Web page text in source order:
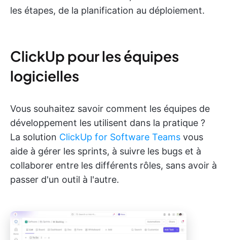
les étapes, de la planification au déploiement.
ClickUp pour les équipes
logicielles
Vous souhaitez savoir comment les équipes de
développement les utilisent dans la pratique ?
La solution ClickUp for Software Teams vous
aide à gérer les sprints, à suivre les bugs et à
collaborer entre les différents rôles, sans avoir à
passer d'un outil à l'autre.